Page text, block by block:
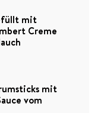
mit
Creme
mit
vom